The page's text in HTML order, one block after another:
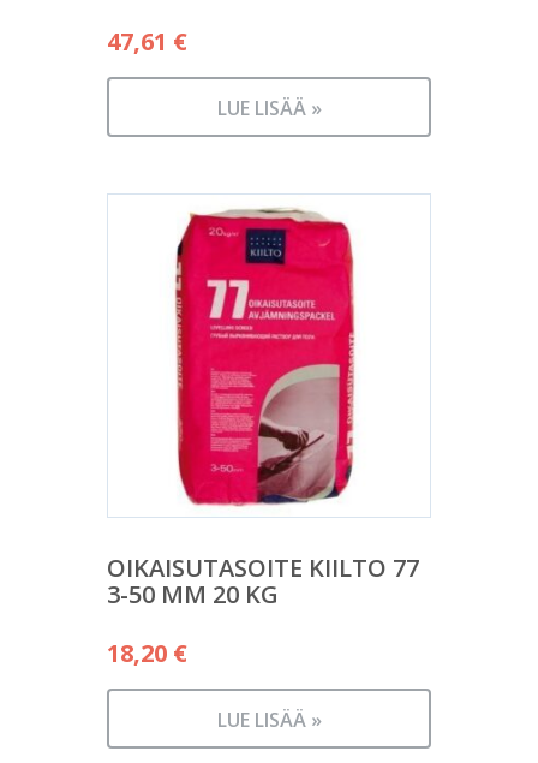
47,61 €
LUE LISÄÄ »
OIKAISUTASOITE KIILTO 77
3-50 MM 20 KG
18,20 €
LUE LISÄÄ »